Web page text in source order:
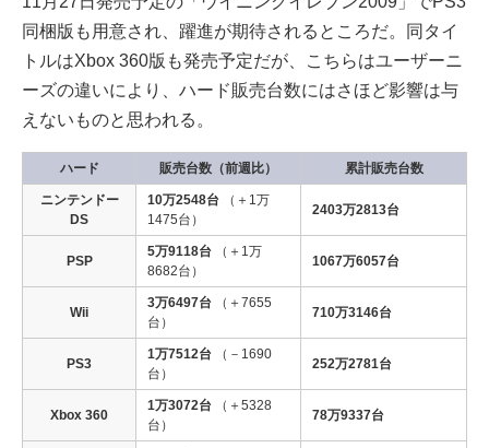
同梱版も用意され、躍進が期待されるところだ。同タイ
トルはXbox 360版も発売予定だが、こちらはユーザーニ
ーズの違いにより、ハード販売台数にはさほど影響は与
えないものと思われる。
ハード 販売台数（前週比） 累計販売台数
ニンテンドー
DS
10万2548台
（＋1万
1475台）
2403万2813台
PSP
5万9118台
（＋1万
8682台）
1067万6057台
Wii
3万6497台
（＋7655
台）
710万3146台
PS3
1万7512台
（－1690
台）
252万2781台
Xbox 360
1万3072台
（＋5328
台）
78万9337台